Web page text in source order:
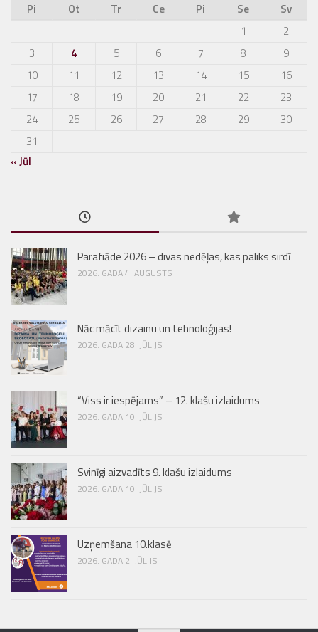
Pi
Ot Tr Ce Pi Se
Sv
1
2
3
4 5 6 7 8
9
10
11 12 13 14 15
16
17
18 19 20 21 22
23
24
25 26 27 28 29
30
31
« Jūl
Parafiāde 2026 – divas nedēļas, kas paliks sirdī
2026. GADA 4. AUGUSTS
Nāc mācīt dizainu un tehnoloģijas!
2026. GADA 28. JŪLIJS
“Viss ir iespējams” – 12. klašu izlaidums
2026. GADA 10. JŪLIJS
Svinīgi aizvadīts 9. klašu izlaidums
2026. GADA 10. JŪLIJS
Uzņemšana 10.klasē
2026. GADA 2. JŪLIJS